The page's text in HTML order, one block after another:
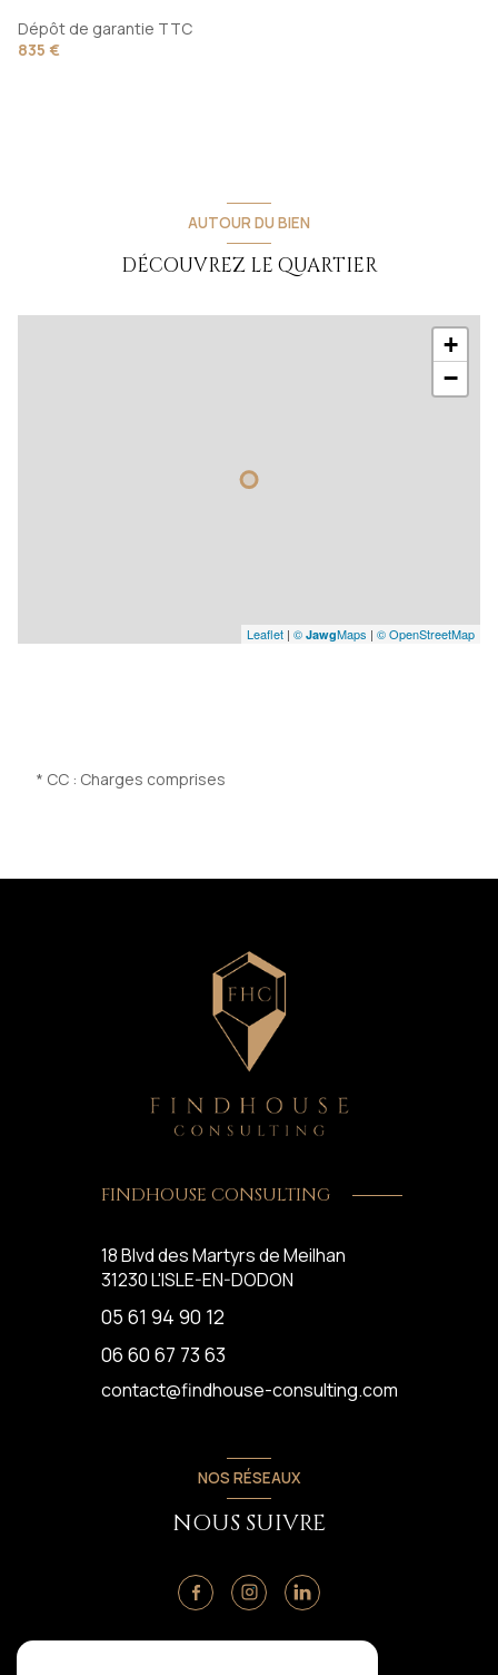
Dépôt de garantie TTC
835 €
AUTOUR DU BIEN
DÉCOUVREZ LE QUARTIER
+
−
Leaflet | © JawgMaps | © OpenStreetMap
* CC : Charges comprises
FINDHOUSE CONSULTING
18 Blvd des Martyrs de Meilhan
31230L'ISLE-EN-DODON
05 61 94 90 12
06 60 67 73 63
contact@findhouse-consulting.com
NOS RÉSEAUX
NOUS SUIVRE